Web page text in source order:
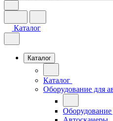
Каталог
Каталог
Каталог
Оборудование для
Оборудование